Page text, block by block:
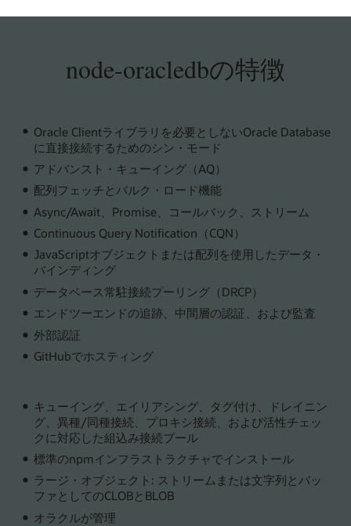
node-oracledbの特徴
Oracle Clientライブラリを必要としないOracle Database
に直接接続するためのシン・モード
アドバンスト・キューイング（AQ）
配列フェッチとバルク・ロード機能
Async/Await、Promise、コールバック、ストリーム
Continuous Query Notification（CQN）
JavaScriptオブジェクトまたは配列を使用したデータ・
バインディング
データベース常駐接続プーリング（DRCP）
エンドツーエンドの追跡、中間層の認証、および監査
外部認証
GitHubでホスティング
キューイング、エイリアシング、タグ付け、ドレイニン
グ、異種/同種接続、プロキシ接続、および活性チェッ
クに対応した組込み接続プール
標準のnpmインフラストラクチャでインストール
ラージ・オブジェクト: ストリームまたは文字列とバッ
ファとしてのCLOBとBLOB
オラクルが管理